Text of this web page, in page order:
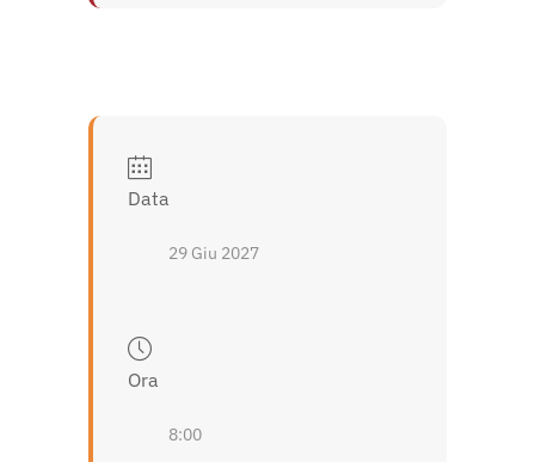
Data
29 Giu 2027
Ora
8:00